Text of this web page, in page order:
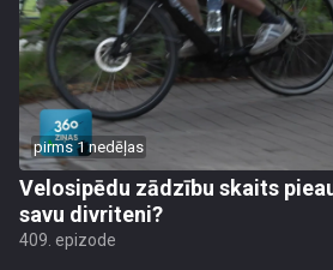
pirms 1 nedēļas
Velosipēdu zādzību skaits
savu divriteni?
409. epizode